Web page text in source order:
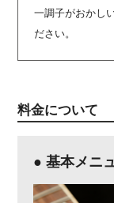
一調子がおかし
ださい。
料金について
● 基本メニ